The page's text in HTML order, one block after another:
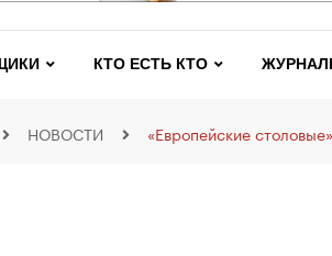
КТО ЕСТЬ КТО
НОВОСТИ «Европейские